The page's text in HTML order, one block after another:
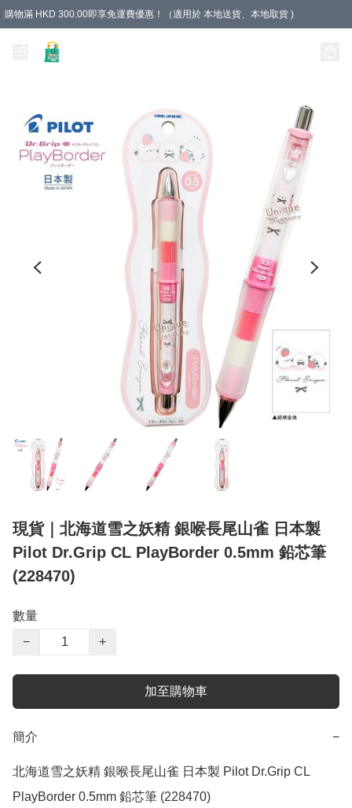
購物滿 HKD 300.00即享免運費優惠！（適用於 本地送貨、本地取貨 )
現貨｜北海道雪之妖精 銀喉長尾山雀 日本製
Pilot Dr.Grip CL PlayBorder 0.5mm 鉛芯筆
(228470)
數量
−
+
加至購物車
簡介 −
北海道雪之妖精 銀喉長尾山雀 日本製 Pilot Dr.Grip CL
PlayBorder 0.5mm 鉛芯筆 (228470)